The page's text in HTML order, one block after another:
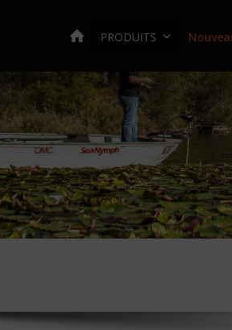
PRODUITS